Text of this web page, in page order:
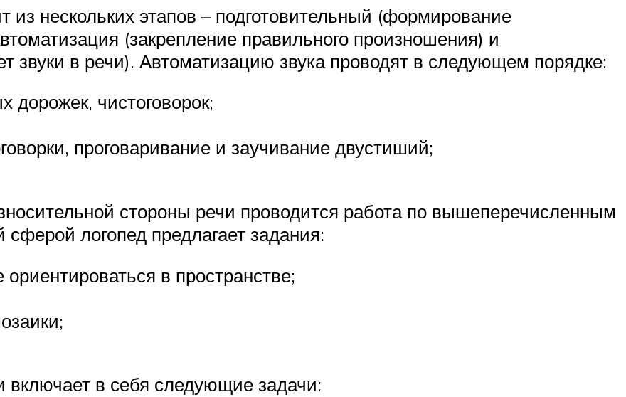
из нескольких этапов – подготовительный (формирование
(закрепление правильного произношения) и
звуки в речи). Автоматизацию звука проводят в следующем порядке:
дорожек, чистоговорок;
проговаривание и заучивание двустиший;
стороны речи проводится работа по вышеперечисленным
логопед предлагает задания:
в пространстве;
включает в себя следующие задачи: